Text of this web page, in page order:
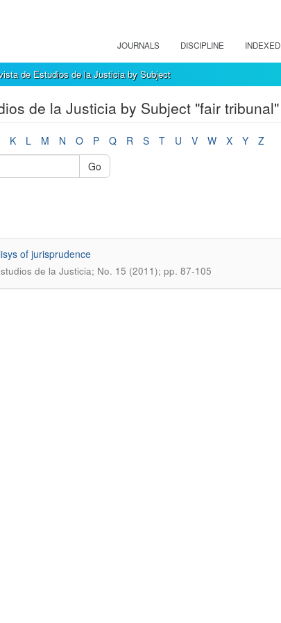
JOURNALS DISCIPLINE INDEXED
de Estudios de la Justicia by Subject
de la Justicia by Subject "fair tribunal"
K L M N O P Q R S T U V W X Y
Z
Go
of jurisprudence
de la Justicia; No. 15 (2011); pp. 87-105